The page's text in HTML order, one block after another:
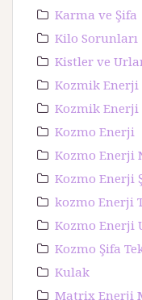
Karma ve Şifa
Kilo Sorunları
Kistler ve
Kozmik Enerji
Kozmik Enerji
Kozmo Enerji
Kozmo Enerji
Kozmo Enerji
kozmo Enerji
Kozmo Enerji
Kozmo Şifa
Kulak
Matrix Enerji